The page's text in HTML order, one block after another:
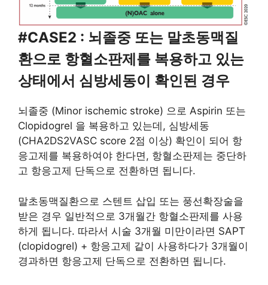
#CASE2 : 뇌졸중 또는 말초동맥질
환으로 항혈소판제를 복용하고 있는
상태에서 심방세동이 확인된 경우
뇌졸중 (Minor ischemic stroke) 으로 Aspirin 또는
Clopidogrel 을 복용하고 있는데, 심방세동
(CHA2DS2VASC score 2점 이상) 확인이 되어 항
응고제를 복용하여야 한다면, 항혈소판제는 중단하
고 항응고제 단독으로 전환하면 됩니다.
말초동맥질환으로 스텐트 삽입 또는 풍선확장술을
받은 경우 일반적으로 3개월간 항혈소판제를 사용
하게 됩니다. 따라서 시술 3개월 미만이라면 SAPT
(clopidogrel) + 항응고제 같이 사용하다가 3개월이
경과하면 항응고제 단독으로 전환하면 됩니다.